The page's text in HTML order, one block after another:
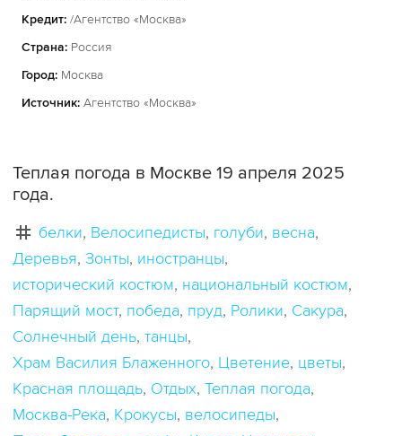
Кредит: /Агентство «Москва»
Страна: Россия
Город: Москва
Источник: Агентство «Москва»
Теплая погода в Москве 19 апреля 2025
года.
белки Велосипедисты голуби весна
Деревья Зонты иностранцы
исторический костюм национальный костюм
Парящий мост победа пруд Ролики Сакура
Солнечный день танцы
Храм Василия Блаженного Цветение цветы
Красная площадь Отдых Теплая погода
Москва-Река Крокусы велосипеды